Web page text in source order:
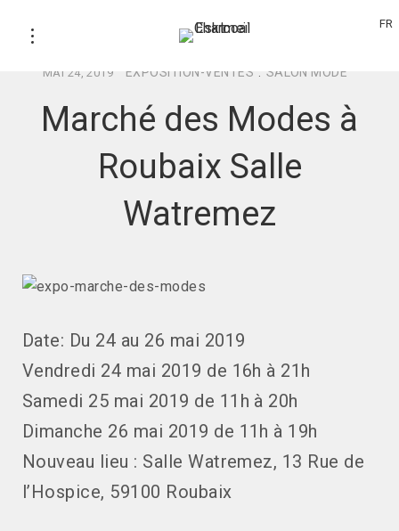
FR
MAI 24, 2019 EXPOSITION-VENTES SALON MODE
Marché des Modes à
Roubaix Salle
Watremez
Date: Du 24 au 26 mai 2019
Vendredi 24 mai 2019 de 16h à 21h
Samedi 25 mai 2019 de 11h à 20h
Dimanche 26 mai 2019 de 11h à 19h
Nouveau lieu : Salle Watremez, 13 Rue de
l’Hospice, 59100 Roubaix